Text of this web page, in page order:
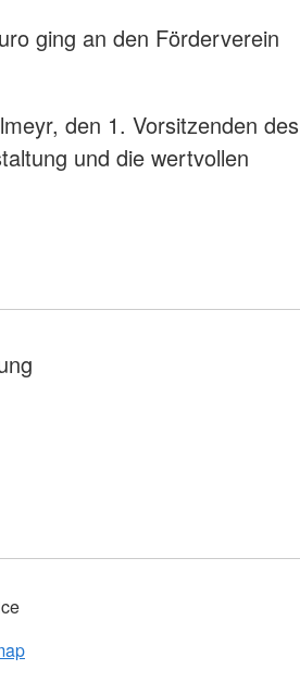
ging an den Förderverein
den 1. Vorsitzenden des
und die wertvollen